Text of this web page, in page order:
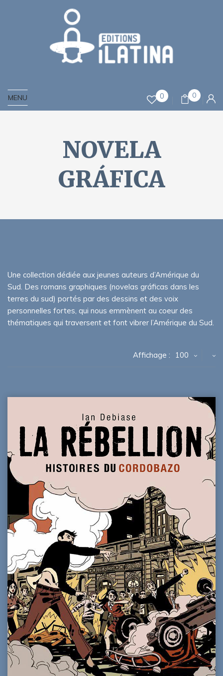
MENU 0 0
NOVELA
GRÁFICA
Une collection dédiée aux jeunes auteurs d’Amérique du
Sud. Des romans graphiques (novelas gráficas dans les
terres du sud) portés par des dessins et des voix
personnelles fortes, qui nous emmènent au coeur des
thématiques qui traversent et font vibrer l’Amérique du Sud.
Affichage : 100